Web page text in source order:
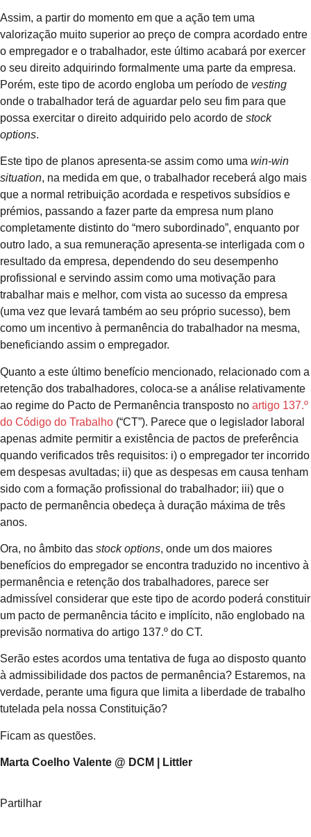
Assim, a partir do momento em que a ação tem uma
valorização muito superior ao preço de compra acordado entre
o empregador e o trabalhador, este último acabará por exercer
o seu direito adquirindo formalmente uma parte da empresa.
Porém, este tipo de acordo engloba um período de vesting
onde o trabalhador terá de aguardar pelo seu fim para que
possa exercitar o direito adquirido pelo acordo de stock
options.
Este tipo de planos apresenta-se assim como uma win-win
situation, na medida em que, o trabalhador receberá algo mais
que a normal retribuição acordada e respetivos subsídios e
prémios, passando a fazer parte da empresa num plano
completamente distinto do “mero subordinado”, enquanto por
outro lado, a sua remuneração apresenta-se interligada com o
resultado da empresa, dependendo do seu desempenho
profissional e servindo assim como uma motivação para
trabalhar mais e melhor, com vista ao sucesso da empresa
(uma vez que levará também ao seu próprio sucesso), bem
como um incentivo à permanência do trabalhador na mesma,
beneficiando assim o empregador.
Quanto a este último benefício mencionado, relacionado com a
retenção dos trabalhadores, coloca-se a análise relativamente
ao regime do Pacto de Permanência transposto no artigo 137.º
do Código do Trabalho (“CT”). Parece que o legislador laboral
apenas admite permitir a existência de pactos de preferência
quando verificados três requisitos: i) o empregador ter incorrido
em despesas avultadas; ii) que as despesas em causa tenham
sido com a formação profissional do trabalhador; iii) que o
pacto de permanência obedeça à duração máxima de três
anos.
Ora, no âmbito das stock options, onde um dos maiores
benefícios do empregador se encontra traduzido no incentivo à
permanência e retenção dos trabalhadores, parece ser
admissível considerar que este tipo de acordo poderá constituir
um pacto de permanência tácito e implícito, não englobado na
previsão normativa do artigo 137.º do CT.
Serão estes acordos uma tentativa de fuga ao disposto quanto
à admissibilidade dos pactos de permanência? Estaremos, na
verdade, perante uma figura que limita a liberdade de trabalho
tutelada pela nossa Constituição?
Ficam as questões.
Marta Coelho Valente @ DCM | Littler
Partilhar